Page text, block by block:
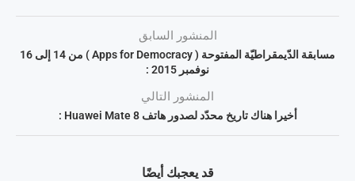
المنشور السابق
مسابقة الدّيمقراطيّة المفتوحة ( Apps for Democracy ) من 14 إلى 16
نوفمبر 2015 :
المنشور التالي
أخيرا هناك تاريخ محدّد لصدور هاتف Huawei Mate 8 :
قد يعجبك أيضًا